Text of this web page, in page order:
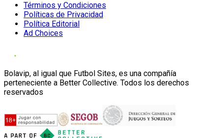
Términos y Condiciones
Políticas de Privacidad
Política Editorial
Ad Choices
Bolavip, al igual que Futbol Sites, es una compañía
perteneciente a Better Collective. Todos los derechos
reservados